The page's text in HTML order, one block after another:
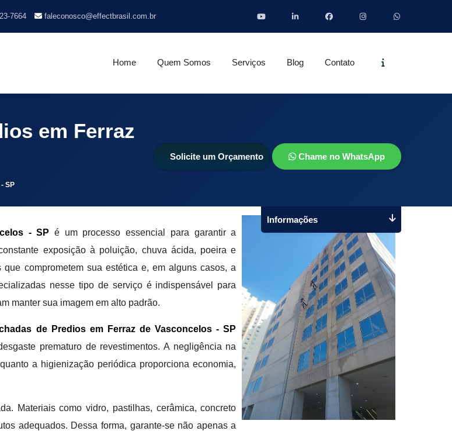
7664 faleconosco@effectbrasil.com.br
Home Quem Somos Serviços Blog Contato
em Ferraz
SP
Solicite um Orçamento Chame no WhatsApp
- SP é um processo essencial para garantir a
exposição à poluição, chuva ácida, poeira e
comprometem sua estética e, em alguns casos, a
nesse tipo de serviço é indispensável para
manter sua imagem em alto padrão.
de Predios em Ferraz de Vasconcelos - SP
prematuro de revestimentos. A negligência na
a higienização periódica proporciona economia,
Materiais como vidro, pastilhas, cerâmica, concreto
adequados. Dessa forma, garante-se não apenas a
Informações